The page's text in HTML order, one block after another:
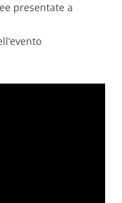
presentate a